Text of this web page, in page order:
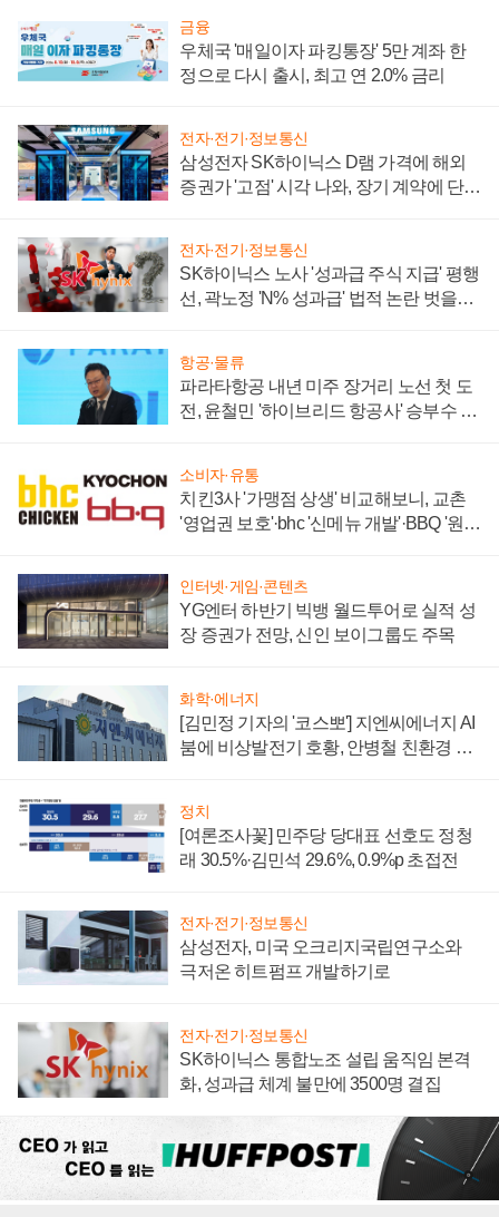
금융
우체국 '매일이자 파킹통장' 5만 계좌 한
정으로 다시 출시, 최고 연 2.0% 금리
전자·전기·정보통신
삼성전자 SK하이닉스 D램 가격에 해외
증권가 '고점' 시각 나와, 장기 계약에 단점
전자·전기·정보통신
SK하이닉스 노사 '성과급 주식 지급' 평행
선, 곽노정 'N% 성과급' 법적 논란 벗을지
항공·물류
파라타항공 내년 미주 장거리 노선 첫 도
전, 윤철민 '하이브리드 항공사' 승부수 통
소비자·유통
치킨3사 '가맹점 상생' 비교해보니, 교촌
'영업권 보호'·bhc '신메뉴 개발'·BBQ '원가
인터넷·게임·콘텐츠
YG엔터 하반기 빅뱅 월드투어로 실적 성
장 증권가 전망, 신인 보이그룹도 주목
화학·에너지
[김민정 기자의 '코스뽀'] 지엔씨에너지 AI
붐에 비상발전기 호황, 안병철 친환경 에
정치
[여론조사꽃] 민주당 당대표 선호도 정청
래 30.5%·김민석 29.6%, 0.9%p 초접전
전자·전기·정보통신
삼성전자, 미국 오크리지국립연구소와
극저온 히트펌프 개발하기로
전자·전기·정보통신
SK하이닉스 통합노조 설립 움직임 본격
화, 성과급 체계 불만에 3500명 결집